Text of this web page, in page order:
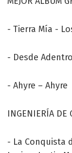
- Tierra Mía -
- Desde
- Ahyre – Ahyre
INGENIERÍA DE
- La Conquista